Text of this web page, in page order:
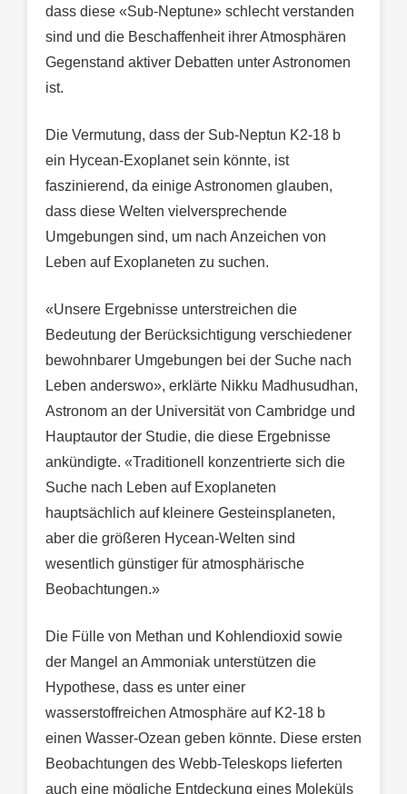
dass diese «Sub-Neptune» schlecht verstanden
sind und die Beschaffenheit ihrer Atmosphären
Gegenstand aktiver Debatten unter Astronomen
ist.
Die Vermutung, dass der Sub-Neptun K2-18 b
ein Hycean-Exoplanet sein könnte, ist
faszinierend, da einige Astronomen glauben,
dass diese Welten vielversprechende
Umgebungen sind, um nach Anzeichen von
Leben auf Exoplaneten zu suchen.
«Unsere Ergebnisse unterstreichen die
Bedeutung der Berücksichtigung verschiedener
bewohnbarer Umgebungen bei der Suche nach
Leben anderswo», erklärte Nikku Madhusudhan,
Astronom an der Universität von Cambridge und
Hauptautor der Studie, die diese Ergebnisse
ankündigte. «Traditionell konzentrierte sich die
Suche nach Leben auf Exoplaneten
hauptsächlich auf kleinere Gesteinsplaneten,
aber die größeren Hycean-Welten sind
wesentlich günstiger für atmosphärische
Beobachtungen.»
Die Fülle von Methan und Kohlendioxid sowie
der Mangel an Ammoniak unterstützen die
Hypothese, dass es unter einer
wasserstoffreichen Atmosphäre auf K2-18 b
einen Wasser-Ozean geben könnte. Diese ersten
Beobachtungen des Webb-Teleskops lieferten
auch eine mögliche Entdeckung eines Moleküls